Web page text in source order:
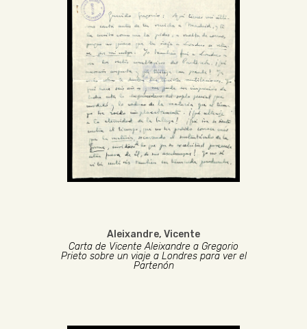
Aleixandre, Vicente
Carta de Vicente Aleixandre a Gregorio
Prieto sobre un viaje a Londres para ver el
Partenón